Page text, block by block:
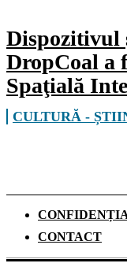
Dispozitivul
DropCoal a
Spaţială
CULTURĂ -
CONTACT